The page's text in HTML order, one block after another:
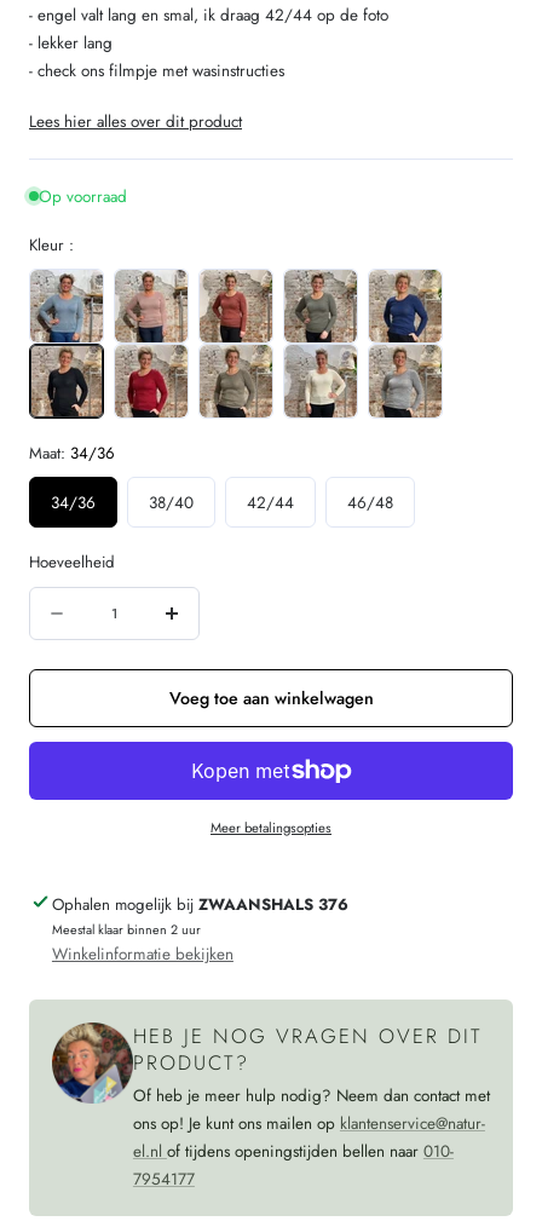
- engel valt lang en smal, ik draag 42/44 op de foto
- lekker lang
- check ons filmpje met wasinstructies
Lees hier alles over dit product
Op voorraad
Kleur :
Maat: 34/36
34/36 38/40 42/44 46/48
Hoeveelheid
verminderen
Engel
Wol
dames
ZWART
Verhoog
de
hoeveelheid
voor
Engel
Natur
longsleeve
dames
ondergoed
Voeg toe aan winkelwagen
Meer betalingsopties
Ophalen mogelijk bij ZWAANSHALS 376
Meestal klaar binnen 2 uur
Winkelinformatie bekijken
HEB JE NOG VRAGEN OVER DIT
PRODUCT?
Of heb je meer hulp nodig? Neem dan contact met
ons op! Je kunt ons mailen op klantenservice@natur-
el.nl of tijdens openingstijden bellen naar 010-
7954177